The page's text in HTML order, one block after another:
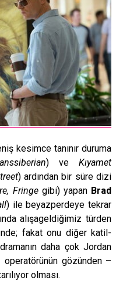
kesimce tanınır duruma
) ve Kıyamet
) ardından bir süre dizi
Fringegibi) yapan Brad
) ile beyazperdeye tekrar
alışageldiğimiz türden
fakat onu diğer katil-
daha çok Jordan
operatörünün gözünden –
olması.